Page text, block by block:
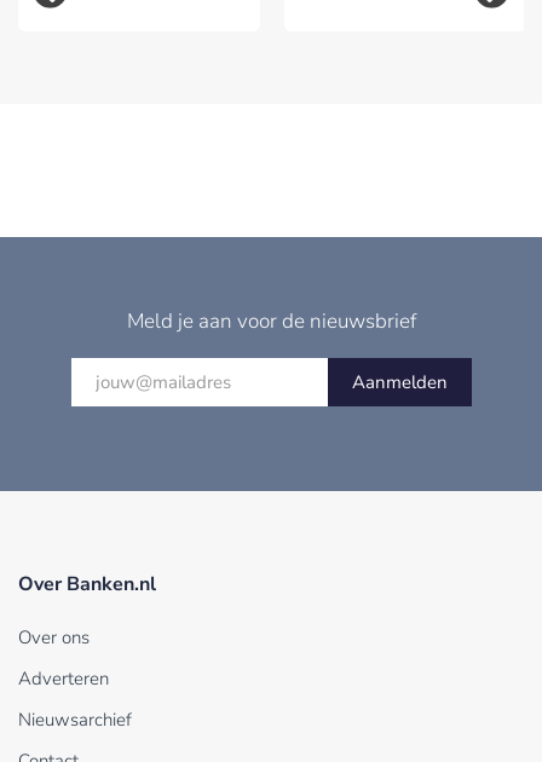
Meld je aan voor de nieuwsbrief
Aanmelden
Over Banken.nl
Over ons
Adverteren
Nieuwsarchief